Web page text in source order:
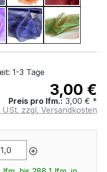
+ ViolettBlau + SchwarzGrün + Rot
1-3 Tage
3,00 €
Preis pro lfm.: 3,00 € *
zzgl. Versandkosten